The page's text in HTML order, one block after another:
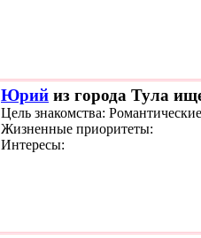
Юрий из города Тула
Цель знакомства:
Жизненные приоритеты:
Интересы: